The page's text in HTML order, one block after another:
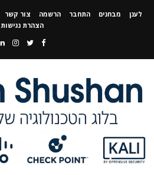
לענן מבחנים התחבר הרשמה צור קשר
הצהרת נגישות